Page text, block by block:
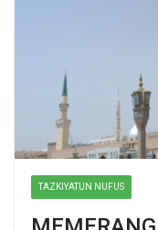
TAZKIYATUN NUFUS